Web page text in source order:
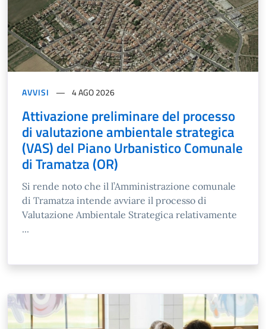
AVVISI 4 AGO 2026
Attivazione preliminare del processo
di valutazione ambientale strategica
(VAS) del Piano Urbanistico Comunale
di Tramatza (OR)
Si rende noto che il l’Amministrazione comunale
di Tramatza intende avviare il processo di
Valutazione Ambientale Strategica relativamente
...